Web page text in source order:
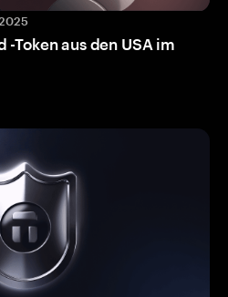
Token aus den USA im